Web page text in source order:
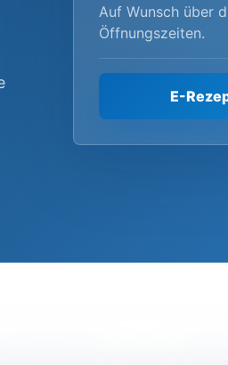
Auf Wunsch über
Öffnungszeiten.
E-